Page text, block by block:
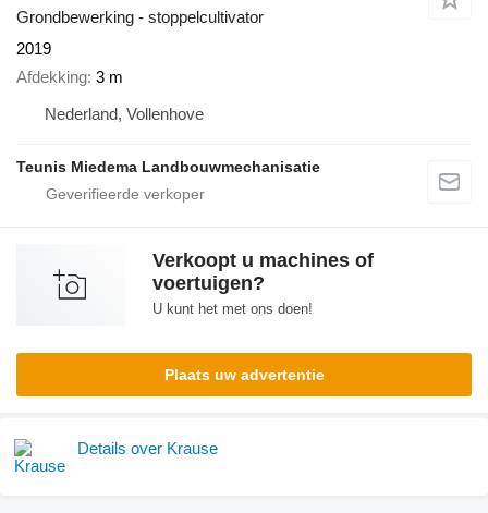
Grondbewerking - stoppelcultivator
2019
Afdekking 3 m
Nederland, Vollenhove
Teunis Miedema Landbouwmechanisatie
Verkoopt u machines of
voertuigen?
U kunt het met ons doen!
Plaats uw advertentie
Details over Krause